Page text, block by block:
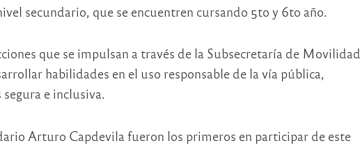
secundario, que se encuentren cursando 5to y 6to año.
que se impulsan a través de la Subsecretaría de Movilidad
habilidades en el uso responsable de la vía pública,
e inclusiva.
Arturo Capdevila fueron los primeros en participar de este